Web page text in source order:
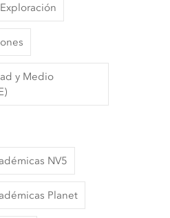
y Medio
NV5
Planet